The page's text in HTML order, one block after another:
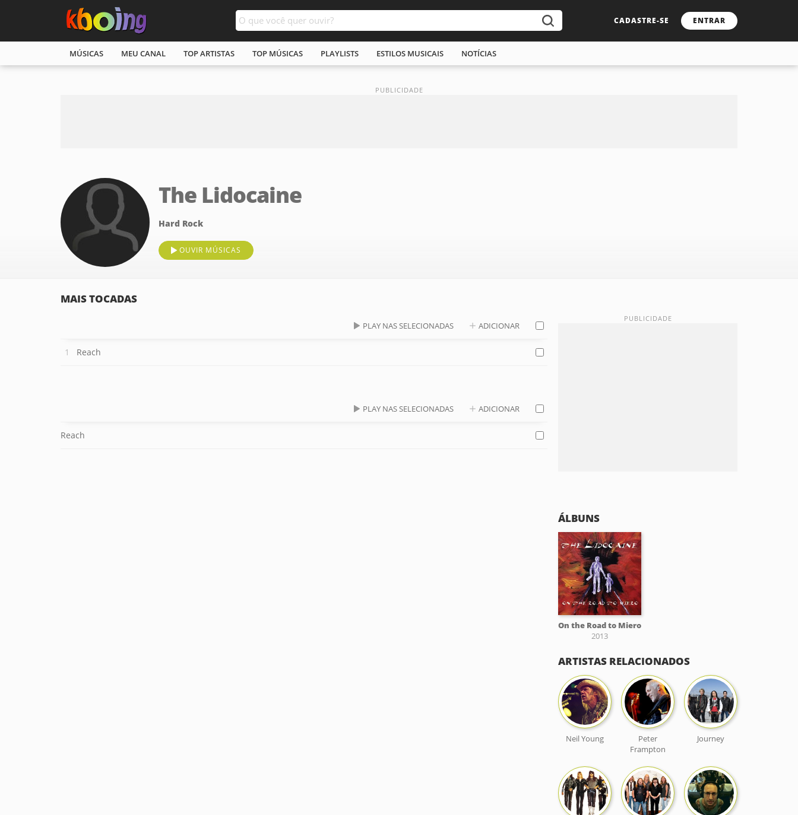
CADASTRE-SE ENTRAR
MÚSICAS MEU CANAL TOP ARTISTAS TOP MÚSICAS PLAYLISTS ESTILOS MUSICAIS NOTÍCIAS
The Lidocaine
Hard Rock
OUVIR MÚSICAS
MAIS TOCADAS
PLAY NAS SELECIONADAS ADICIONAR
Reach
PLAY NAS SELECIONADAS ADICIONAR
Reach
ÁLBUNS
On the Road to Miero
2013
ARTISTAS RELACIONADOS
Neil Young
Peter
Frampton
Journey